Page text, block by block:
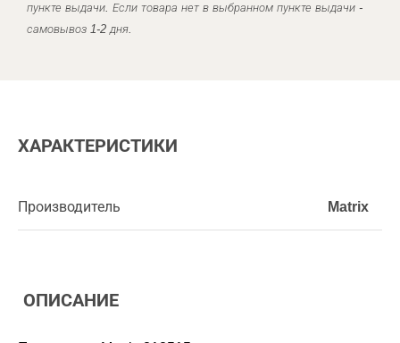
пункте выдачи. Если товара нет в выбранном пункте выдачи -
самовывоз 1-2 дня.
ХАРАКТЕРИСТИКИ
Производитель Matrix
ОПИСАНИЕ